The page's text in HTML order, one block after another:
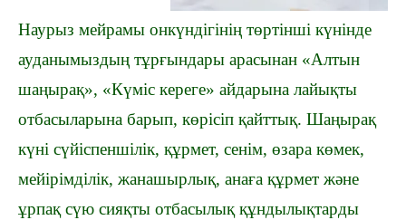
Наурыз мейрамы онкүндігінің төртінші күнінде
ауданымыздың тұрғындары арасынан «Алтын
шаңырақ», «Күміс кереге» айдарына лайықты
отбасыларына барып, көрісіп қайттық. Шаңырақ
күні сүйіспеншілік, құрмет, сенім, өзара көмек,
мейірімділік, жанашырлық, анаға құрмет және
ұрпақ сүю сияқты отбасылық құндылықтарды